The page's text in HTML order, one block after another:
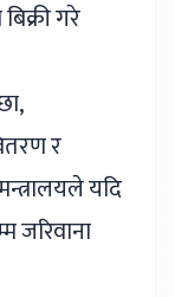
गरे
र
यदि
जरिवाना